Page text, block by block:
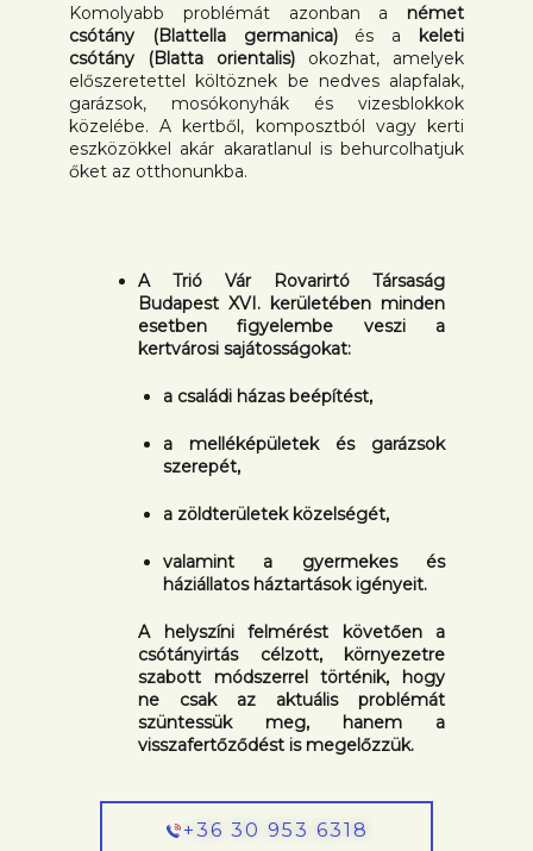
Komolyabb problémát azonban a német
csótány (Blattella germanica)és a keleti
csótány (Blatta orientalis) okozhat, amelyek
előszeretettel költöznek be nedves alapfalak,
garázsok, mosókonyhák és vizesblokkok
közelébe. A kertből, komposztból vagy kerti
eszközökkel akár akaratlanul is behurcolhatjuk
őket az otthonunkba.
A Trió Vár Rovarirtó Társaság
Budapest XVI. kerületében minden
esetben figyelembe veszi a
kertvárosi sajátosságokat:
a családi házas beépítést,
a melléképületek és garázsok
szerepét,
a zöldterületek közelségét,
valamint a gyermekes és
háziállatos háztartások igényeit.
A helyszíni felmérést követően a
csótányirtás célzott, környezetre
szabott módszerrel történik, hogy
ne csak az aktuális problémát
szüntessük meg, hanem a
visszafertőződést is megelőzzük.
+36 30 953 6318